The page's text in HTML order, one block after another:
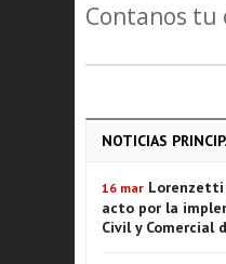
Contanos tu
NOTICIAS
16 mar Lorenzetti
acto por la
Civil y Comercial